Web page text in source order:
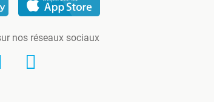
nos réseaux sociaux